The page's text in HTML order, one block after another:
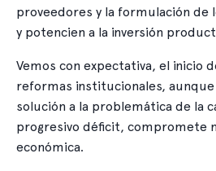
proveedores y la formulación de
y potencien a la inversión
Vemos con expectativa, el inicio
reformas institucionales,
solución a la problemática de la
progresivo déficit, compromete
económica.